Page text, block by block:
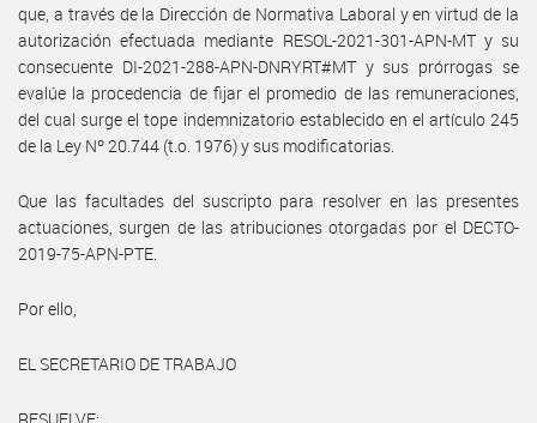
que, a través de la Dirección de Normativa Laboral y en virtud de la
autorización efectuada mediante RESOL-2021-301-APN-MT y su
consecuente DI-2021-288-APN-DNRYRT#MT y sus prórrogas se
evalúe la procedencia de fijar el promedio de las remuneraciones,
del cual surge el tope indemnizatorio establecido en el artículo 245
de la Ley Nº 20.744 (t.o. 1976) y sus modificatorias.
Que las facultades del suscripto para resolver en las presentes
actuaciones, surgen de las atribuciones otorgadas por el DECTO-
2019-75-APN-PTE.
Por ello,
EL SECRETARIO DE TRABAJO
RESUELVE: